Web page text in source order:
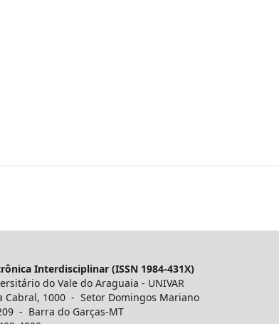
Interdisciplinar (ISSN 1984-431X)
do Vale do Araguaia - UNIVAR
Cabral, 1000 - Setor Domingos Mariano
- Barra do Garças-MT